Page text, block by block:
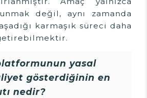
değil, aynı zamanda
karmaşık süreci daha
yasal
gösterdiğinin en
nedir?